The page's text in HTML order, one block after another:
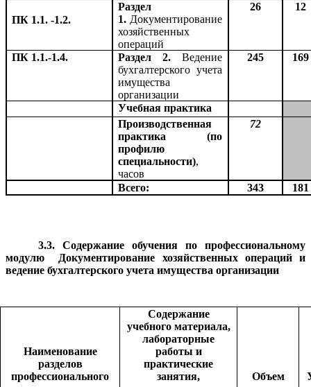
ПК 1.1. -1.2.
Раздел
1. Документирование
хозяйственных
операций
26 12
ПК 1.1.-1.4. Раздел 2. Ведение
бухгалтерского учета
имущества
организации
245 169
Учебная практика
Производственная
практика (по
профилю
специальности),
часов
72
Всего: 343 181
3.3.Содержание обучения по профессиональному
модулю Документирование хозяйственных операций и
ведение бухгалтерского учета имущества организации
Наименование
разделов
профессионального
Содержание
учебного материала,
лабораторные
работы и
практические
занятия,
Объем